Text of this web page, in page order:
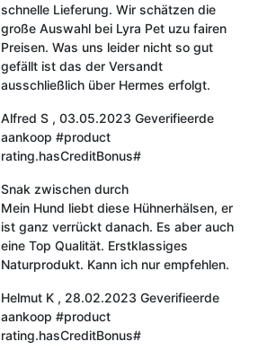
schnelle Lieferung. Wir schätzen die
große Auswahl bei Lyra Pet uzu fairen
Preisen. Was uns leider nicht so gut
gefällt ist das der Versandt
ausschließlich über Hermes erfolgt.
Alfred S , 03.05.2023 Geverifieerde
aankoop #product
rating.hasCreditBonus#
Snak zwischen durch
Mein Hund liebt diese Hühnerhälsen, er
ist ganz verrückt danach. Es aber auch
eine Top Qualität. Erstklassiges
Naturprodukt. Kann ich nur empfehlen.
Helmut K , 28.02.2023 Geverifieerde
aankoop #product
rating.hasCreditBonus#